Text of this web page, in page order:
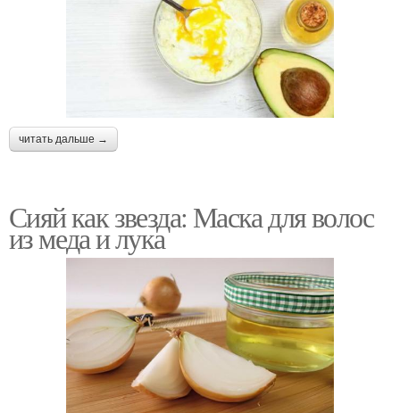
читать дальше →
Сияй как звезда: Маска для волос
из меда и лука